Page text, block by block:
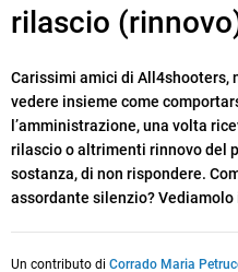
rilascio
Carissimi amici di All4shooters,
vedere insieme come
l’amministrazione, una volta
rilascio o altrimenti rinnovo del
sostanza, di non rispondere.
assordante silenzio? Vediamolo
Un contributo di Corrado Maria